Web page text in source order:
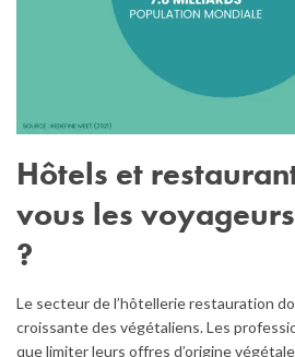
Hôtels et
vous les
?
Le secteur de l’hôtellerie restauration
croissante des végétaliens. Les
que limiter leurs offres d’origine